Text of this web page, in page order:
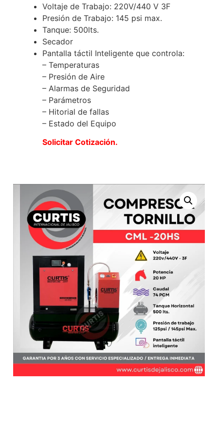
Voltaje de Trabajo: 220V/440 V 3F
Presión de Trabajo: 145 psi max.
Tanque: 500lts.
Secador
Pantalla táctil Inteligente que controla:
– Temperaturas
– Presión de Aire
– Alarmas de Seguridad
– Parámetros
– Hitorial de fallas
– Estado del Equipo
SolicitarCotización.